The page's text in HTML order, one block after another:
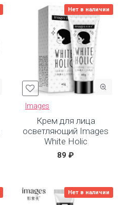
Нет в наличии
Images
Крем для лица
осветляющий Images
White Holic
89 ₽
Нет в наличии